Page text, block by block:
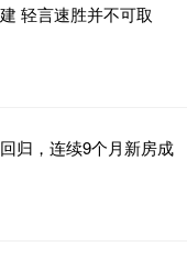
轻言速胜并不可取
归，连续9个月新房成